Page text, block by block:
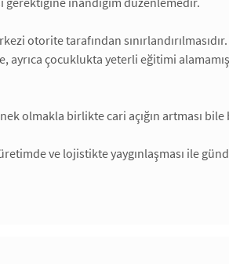
otorite tarafından
çocuklukta yeterli eğitimi
olmakla birlikte cari açığın artması
ve lojistikte yaygınlaşması ile